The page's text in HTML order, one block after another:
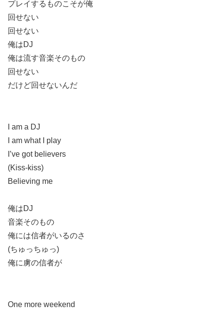
プレイするものこそが俺
回せない
回せない
俺はDJ
俺は流す音楽そのもの
回せない
だけど回せないんだ
I am a DJ
I am what I play
I’ve got believers
(Kiss-kiss)
Believing me
俺はDJ
音楽そのもの
俺には信者がいるのさ
(ちゅっちゅっ)
俺に虜の信者が
One more weekend